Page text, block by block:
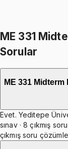
ME 331
Sorular
ME 331 Midterm
Evet. Yeditepe
sınav · 8 çıkmış
çıkmış soru